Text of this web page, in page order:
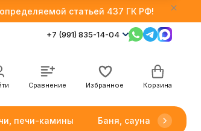
статьей 437 ГК РФ!
+7 (991) 835-14-04
Сравнение Избранное Корзина
печи-камины Баня, сауна